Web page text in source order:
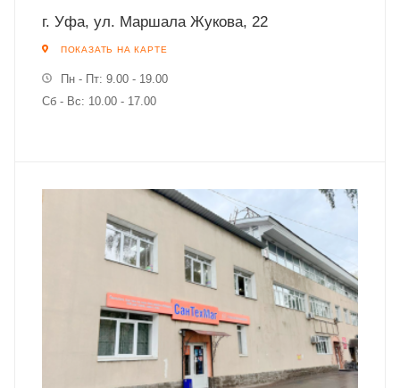
г. Уфа, ул. Маршала Жукова, 22
ПОКАЗАТЬ НА КАРТЕ
Пн - Пт: 9.00 - 19.00
Сб - Вс: 10.00 - 17.00